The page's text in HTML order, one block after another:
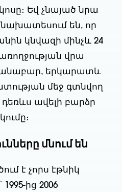
Եվ չնայած նրա
են, որ
կնվազի մինչև 24
վրա
երկարատև
մեջ գտնվող
ավելի բարձր
մնում են
է չորս էթնիկ
ից 2006